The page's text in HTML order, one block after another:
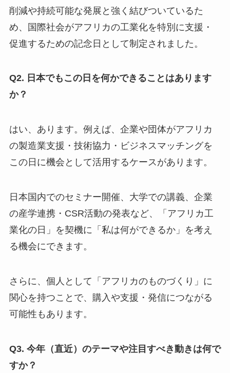
削減や持続可能な発展と強く結びついているた
め、国際社会がアフリカの工業化を特別に支援・
促進するための記念日として制定されました。
Q2. 日本でもこの日を何かできることはあります
か？
はい、あります。例えば、企業や団体がアフリカ
の製造業支援・技術協力・ビジネスマッチングを
この日に機会として活用するケースがあります。
日本国内でのセミナー開催、大学での講義、企業
の産学連携・CSR活動の発表など、「アフリカ工
業化の日」を契機に「私は何ができるか」を考え
る機会にできます。
さらに、個人として「アフリカのものづくり」に
関心を持つことで、購入や支援・発信につながる
可能性もあります。
Q3. 今年（直近）のテーマや注目すべき動きは何で
すか？